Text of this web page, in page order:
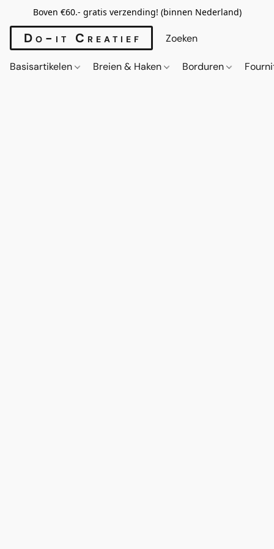
Boven €60.- gratis verzending! (binnen Nederland)
Do-it Creatief
Basisartikelen Breien & Haken Borduren